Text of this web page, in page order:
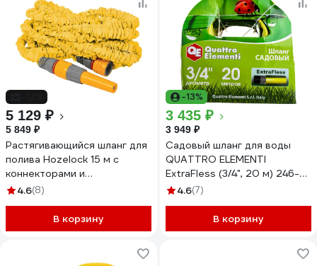
5 129 ₽
5 849 ₽
Растягивающийся шланг для
полива Hozelock 15 м с
коннекторами и
наконечником для шланга
4.6(8)
В корзину
-13%
3 435 ₽
3 949 ₽
Садовый шланг для воды
QUATTRO ELEMENTI
ExtraFless (3/4", 20 м) 246-
8524.6(7)
В корзину